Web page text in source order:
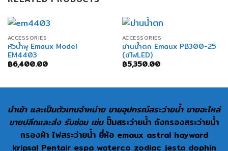
ACCESSORIES
หัวน้ำพุ Emaux Model
EM4403
฿6,400.00
ACCESSORIES
ม่านน้ำตก Emaux PB300-25
(มีไฟLED)
฿5,350.00
นำเข้า และเป็นตัวเทนจำหน่าย ขายอุปกรณ์สระว่ายน้ำ ขายอะไหล่
ขายปลีกและส่ง รับซ่อม เช่น ปั๊มสระว่ายน้ำ ถังกรองสระว่ายน้ำ
กรองผ้า ไฟสระว่ายน้ำ ยี่ห้อ emaux astral hayward
kripsal Pentair espa waterco zodiac jesta dophin